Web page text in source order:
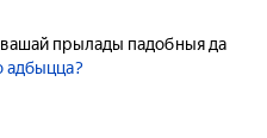
прылады падобныя да
адбыцца?